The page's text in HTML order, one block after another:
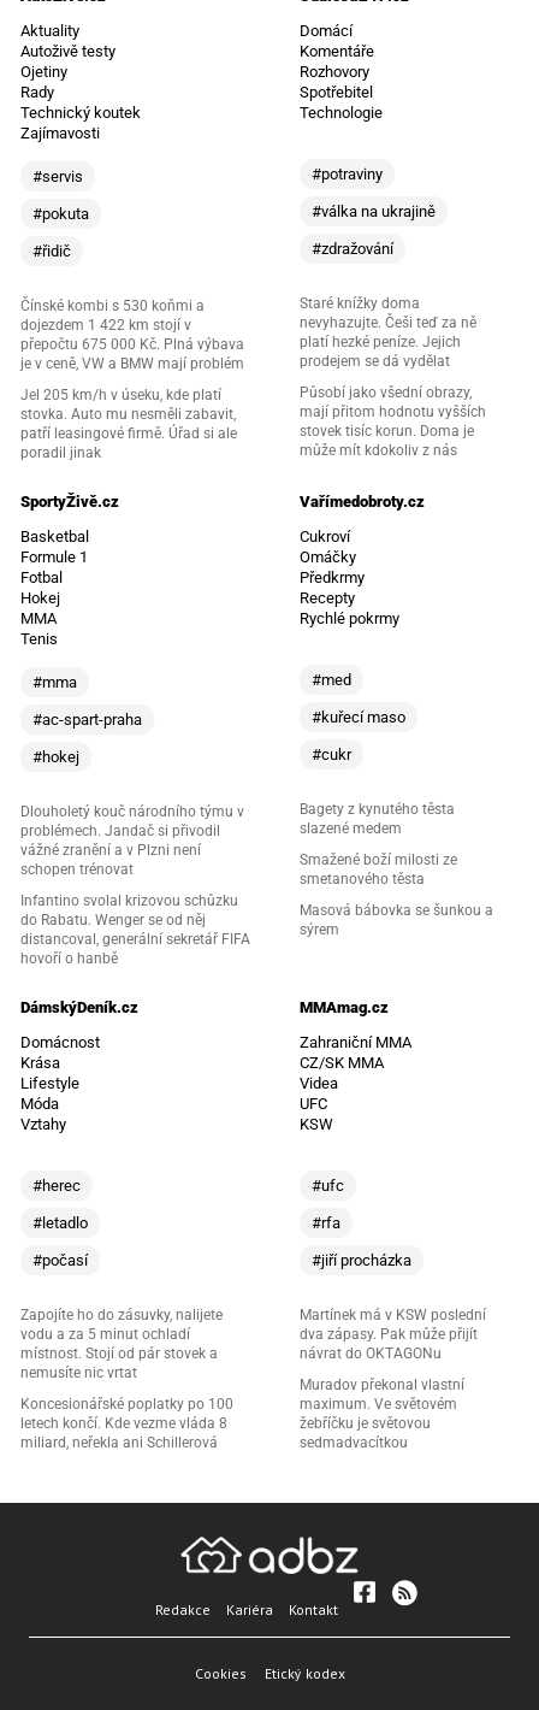
Aktuality
Autoživě testy
Ojetiny
Rady
Technický koutek
Zajímavosti
#servis
#pokuta
#řidič
Čínské kombi s 530 koňmi a
dojezdem 1 422 km stojí v
přepočtu 675 000 Kč. Plná výbava
je v ceně, VW a BMW mají problém
Jel 205 km/h v úseku, kde platí
stovka. Auto mu nesměli zabavit,
patří leasingové firmě. Úřad si ale
poradil jinak
Domácí
Komentáře
Rozhovory
Spotřebitel
Technologie
#potraviny
#válka na ukrajině
#zdražování
Staré knížky doma
nevyhazujte. Češi teď za ně
platí hezké peníze. Jejich
prodejem se dá vydělat
Působí jako všední obrazy,
mají přitom hodnotu vyšších
stovek tisíc korun. Doma je
může mít kdokoliv z nás
SportyŽivě.cz
Basketbal
Formule 1
Fotbal
Hokej
MMA
Tenis
#mma
#ac-spart-praha
#hokej
Dlouholetý kouč národního týmu v
problémech. Jandač si přivodil
vážné zranění a v Plzni není
schopen trénovat
Infantino svolal krizovou schůzku
do Rabatu. Wenger se od něj
distancoval, generální sekretář FIFA
hovoří o hanbě
Vařímedobroty.cz
Cukroví
Omáčky
Předkrmy
Recepty
Rychlé pokrmy
#med
#kuřecí maso
#cukr
Bagety z kynutého těsta
slazené medem
Smažené boží milosti ze
smetanového těsta
Masová bábovka se šunkou a
sýrem
DámskýDeník.cz
Domácnost
Krása
Lifestyle
Móda
Vztahy
#herec
#letadlo
#počasí
Zapojíte ho do zásuvky, nalijete
vodu a za 5 minut ochladí
místnost. Stojí od pár stovek a
nemusíte nic vrtat
Koncesionářské poplatky po 100
letech končí. Kde vezme vláda 8
miliard, neřekla ani Schillerová
MMAmag.cz
Zahraniční MMA
CZ/SK MMA
Videa
UFC
KSW
#ufc
#rfa
#jiří procházka
Martínek má v KSW poslední
dva zápasy. Pak může přijít
návrat do OKTAGONu
Muradov překonal vlastní
maximum. Ve světovém
žebříčku je světovou
sedmadvacítkou
Redakce Kariéra Kontakt
Cookies Etický kodex